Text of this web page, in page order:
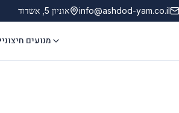
info@ashdod-yam.co.il אוניון 5, אשדוד
מנועים